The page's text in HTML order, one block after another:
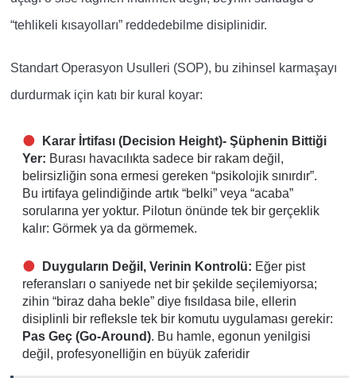
“tehlikeli kısayolları” reddedebilme disiplinidir.
Standart Operasyon Usulleri (SOP), bu zihinsel karmaşayı
durdurmak için katı bir kural koyar:
Karar İrtifası (Decision Height)- Şüphenin Bittiği
Yer: Burası havacılıkta sadece bir rakam değil,
belirsizliğin sona ermesi gereken “psikolojik sınırdır”.
Bu irtifaya gelindiğinde artık “belki” veya “acaba”
sorularına yer yoktur. Pilotun önünde tek bir gerçeklik
kalır: Görmek ya da görmemek.
Duyguların Değil, Verinin Kontrolü: Eğer pist
referansları o saniyede net bir şekilde seçilemiyorsa;
zihin “biraz daha bekle” diye fısıldasa bile, ellerin
disiplinli bir refleksle tek bir komutu uygulaması gerekir:
Pas Geç (Go-Around). Bu hamle, egonun yenilgisi
değil, profesyonelliğin en büyük zaferidir